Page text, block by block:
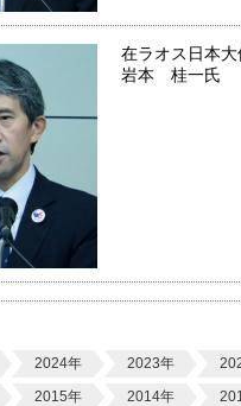
在ラオス日本大
岩本 桂一氏
2024年 2023年
2015年 2014年